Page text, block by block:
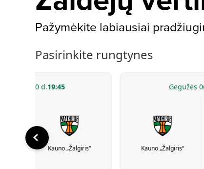
Pažymėkite labiausiai
Pasirinkite rungtynes
30 d.19:45
Kauno „Žalgiris“
Gegužės
Kauno „Žalgiris“